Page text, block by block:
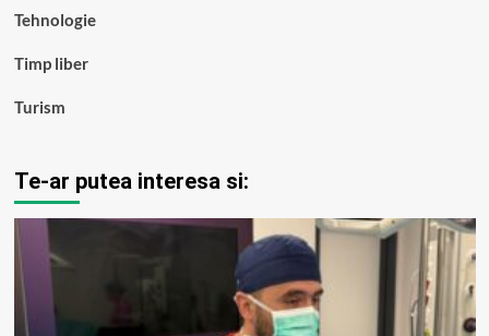
Tehnologie
Timp liber
Turism
Te-ar putea interesa si: